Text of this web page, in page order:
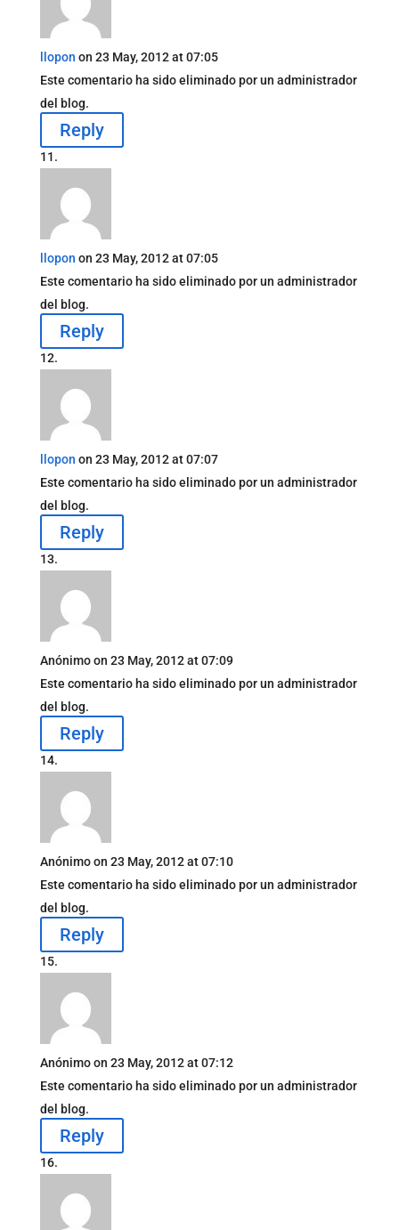
llopon on 23 May, 2012 at 07:05
Este comentario ha sido eliminado por un administrador
del blog.
Reply
llopon on 23 May, 2012 at 07:05
Este comentario ha sido eliminado por un administrador
del blog.
Reply
llopon on 23 May, 2012 at 07:07
Este comentario ha sido eliminado por un administrador
del blog.
Reply
Anónimo on 23 May, 2012 at 07:09
Este comentario ha sido eliminado por un administrador
del blog.
Reply
Anónimo on 23 May, 2012 at 07:10
Este comentario ha sido eliminado por un administrador
del blog.
Reply
Anónimo on 23 May, 2012 at 07:12
Este comentario ha sido eliminado por un administrador
del blog.
Reply